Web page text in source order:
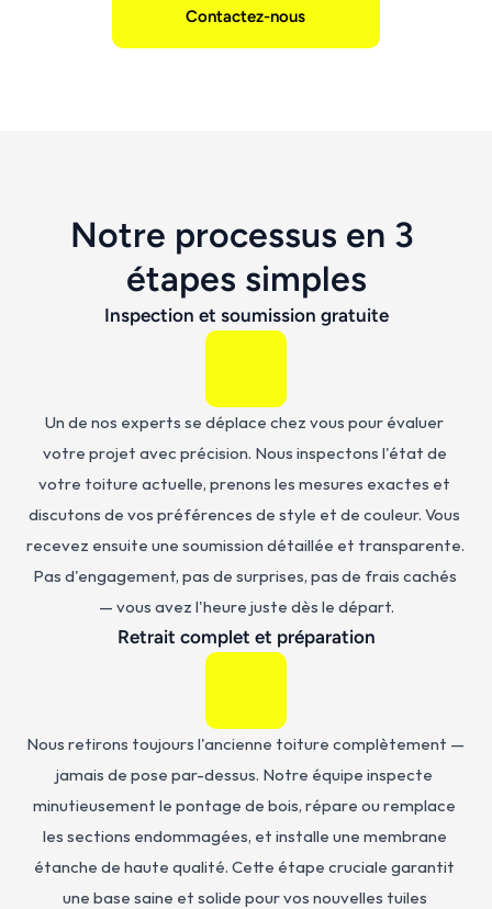
Contactez-nous
Notre processus en 3
étapes simples
Inspection et soumission gratuite
Un de nos experts se déplace chez vous pour évaluer
votre projet avec précision. Nous inspectons l'état de
votre toiture actuelle, prenons les mesures exactes et
discutons de vos préférences de style et de couleur. Vous
recevez ensuite une soumission détaillée et transparente.
Pas d'engagement, pas de surprises, pas de frais cachés
— vous avez l'heure juste dès le départ.
Retrait complet et préparation
Nous retirons toujours l'ancienne toiture complètement —
jamais de pose par-dessus. Notre équipe inspecte
minutieusement le pontage de bois, répare ou remplace
les sections endommagées, et installe une membrane
étanche de haute qualité. Cette étape cruciale garantit
une base saine et solide pour vos nouvelles tuiles